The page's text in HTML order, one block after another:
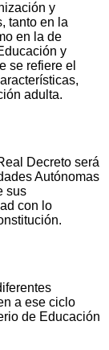
y
tanto en la
en la de
y
se refiere el
adulta.
Decreto será
Autónomas
sus
con lo
a ese ciclo
de Educación